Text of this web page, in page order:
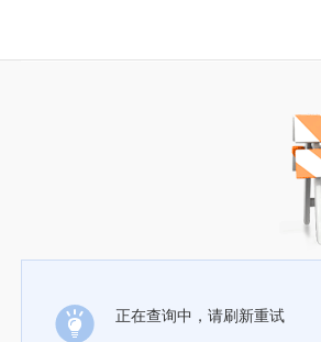
正在查询中，请刷新重试